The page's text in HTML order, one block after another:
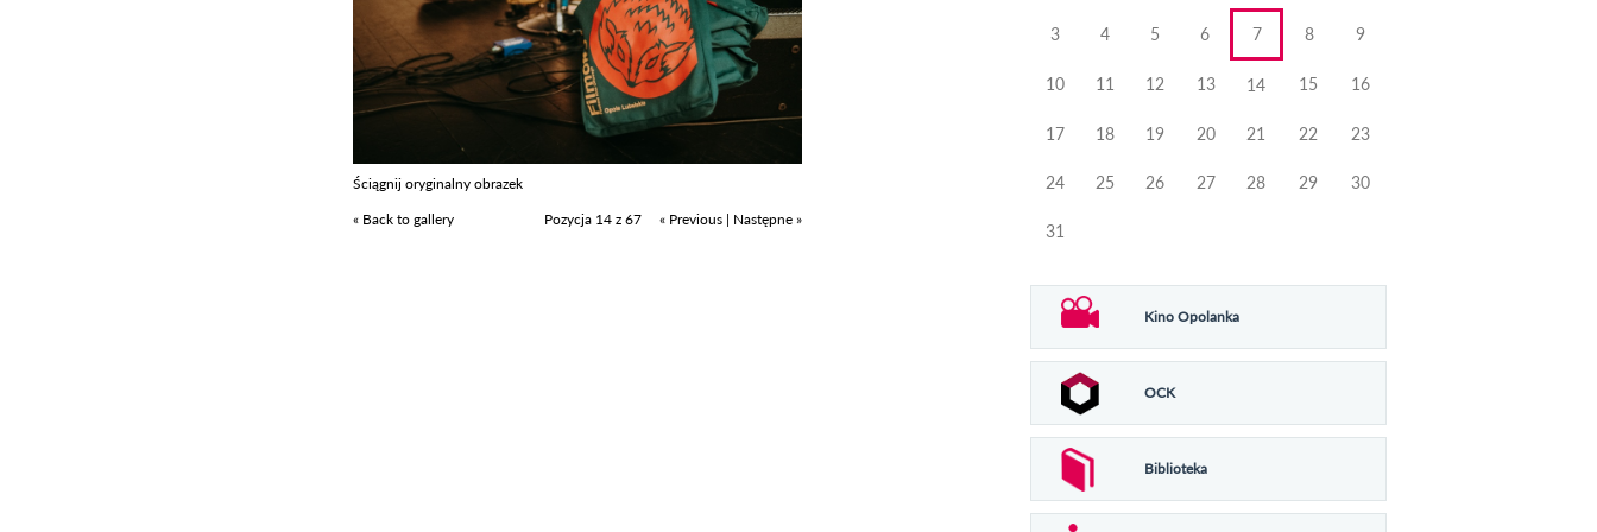
Ściągnij oryginalny obrazek
« Back to gallery
Pozycja 14 z 67 « Previous | Następne »
3 4 5 6 7 8 9
10 11 12 13 14 15 16
17 18 19 20 21 22 23
24 25 26 27 28 29 30
31
Kino Opolanka
OCK
Biblioteka